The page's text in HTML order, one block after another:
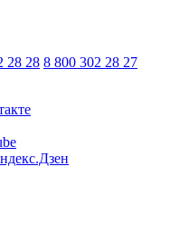
28 28 8 800 302 28 27